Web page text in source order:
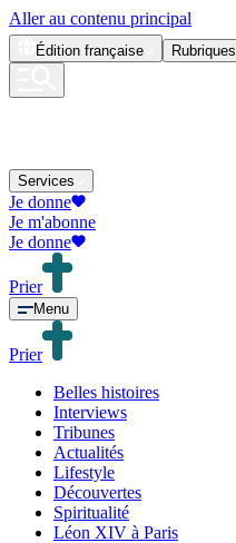
Aller au contenu principal
Édition française Rubriques
Services
Je donne
Je m'abonne
Je donne
Prier
Menu
Prier
Belles histoires
Interviews
Tribunes
Actualités
Lifestyle
Découvertes
Spiritualité
Léon XIV à Paris